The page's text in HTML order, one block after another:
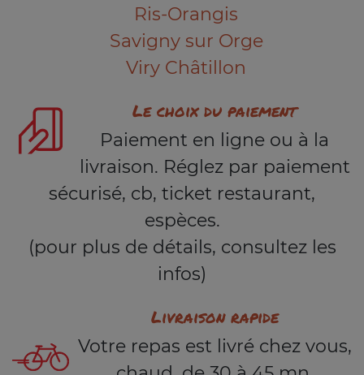
Ris-Orangis
Savigny sur Orge
Viry Châtillon
Le choix du paiement
Paiement en ligne ou à la
livraison. Réglez par paiement
sécurisé, cb, ticket restaurant,
espèces.
(pour plus de détails, consultez les
infos)
Livraison rapide
Votre repas est livré chez vous,